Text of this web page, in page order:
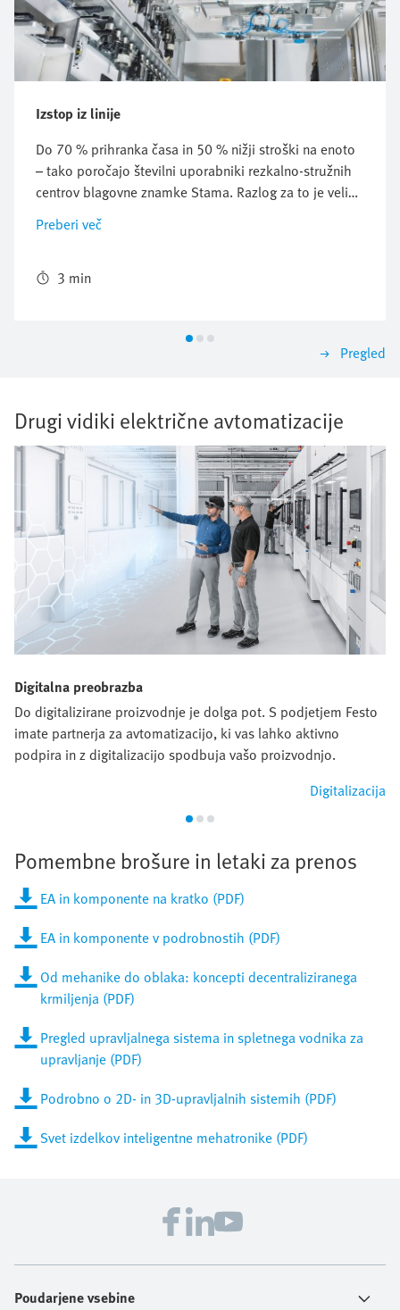
Izstop iz linije
Do 70 % prihranka časa in 50 % nižji stroški na enoto
– tako poročajo številni uporabniki rezkalno-stružnih
centrov blagovne znamke Stama. Razlog za to je velika
prilagodljivost strojev, katerih čas za pripravo je
praktično zanemarljiv. Integrirana rešitev
razlaganje obdelovancev ter izmenjevalnik orodij v
Preberi več
3 min
Pregled
Drugi vidiki električne avtomatizacije
Digitalna preobrazba
Do digitalizirane proizvodnje je dolga pot. S podjetjem Festo
imate partnerja za avtomatizacijo, ki vas lahko aktivno
podpira in z digitalizacijo spodbuja vašo proizvodnjo.
Digitalizacija
Pomembne brošure in letaki za prenos
EA in komponente na kratko (PDF)
EA in komponente v podrobnostih (PDF)
Od mehanike do oblaka: koncepti decentraliziranega
krmiljenja (PDF)
Pregled upravljalnega sistema in spletnega vodnika za
upravljanje (PDF)
Podrobno o 2D- in 3D-upravljalnih sistemih (PDF)
Svet izdelkov inteligentne mehatronike (PDF)
Poudarjene vsebine